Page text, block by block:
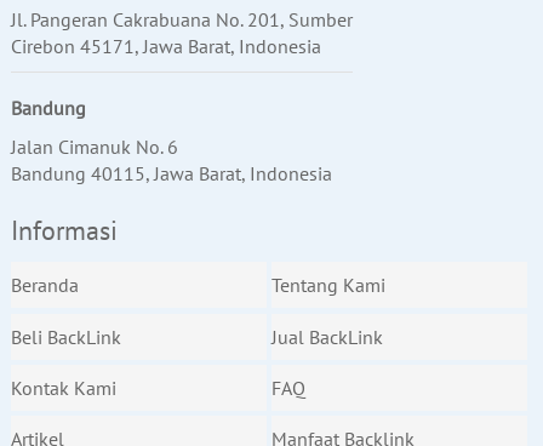
Jl. Pangeran Cakrabuana No. 201, Sumber
Cirebon 45171, Jawa Barat, Indonesia
Bandung
Jalan Cimanuk No. 6
Bandung 40115, Jawa Barat, Indonesia
Informasi
Beranda Tentang Kami
Beli BackLink Jual BackLink
Kontak Kami FAQ
Artikel Manfaat Backlink